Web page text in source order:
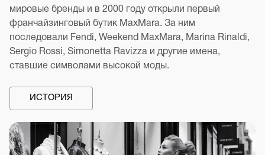
мировые бренды и в 2000 году открыли первый
франчайзинговый бутик MaxMara. За ним
последовали Fendi, Weekend MaxMara, Marina Rinaldi,
Sergio Rossi, Simonetta Ravizza и другие имена,
ставшие символами высокой моды.
ИСТОРИЯ